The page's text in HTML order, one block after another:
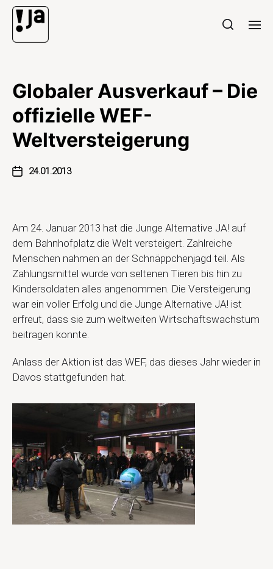
Globaler Ausverkauf – Die
offizielle WEF-
Weltversteigerung
24.01.2013
Am 24. Januar 2013 hat die Junge Alternative JA! auf
dem Bahnhofplatz die Welt versteigert. Zahlreiche
Menschen nahmen an der Schnäppchenjagd teil. Als
Zahlungsmittel wurde von seltenen Tieren bis hin zu
Kindersoldaten alles angenommen. Die Versteigerung
war ein voller Erfolg und die Junge Alternative JA! ist
erfreut, dass sie zum weltweiten Wirtschaftswachstum
beitragen konnte.
Anlass der Aktion ist das WEF, das dieses Jahr wieder in
Davos stattgefunden hat.